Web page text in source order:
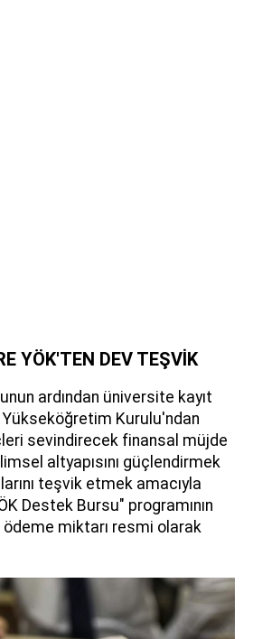
YÖK'TEN DEV TEŞVİK
ardından üniversite kayıt
Yükseköğretim Kurulu'ndan
sevindirecek finansal müjde
altyapısını güçlendirmek
teşvik etmek amacıyla
Destek Bursu" programının
ödeme miktarı resmi olarak